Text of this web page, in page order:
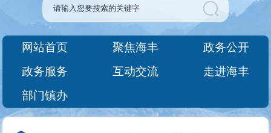
网站首页 聚焦海丰
政务公开
政务服务
互动交流
走进海丰
部门镇办